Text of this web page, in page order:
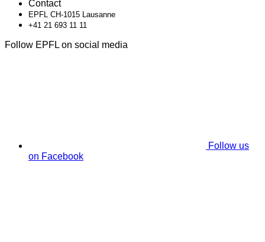
Contact
EPFL CH-1015 Lausanne
+41 21 693 11 11
Follow EPFL on social media
Follow us
on Facebook